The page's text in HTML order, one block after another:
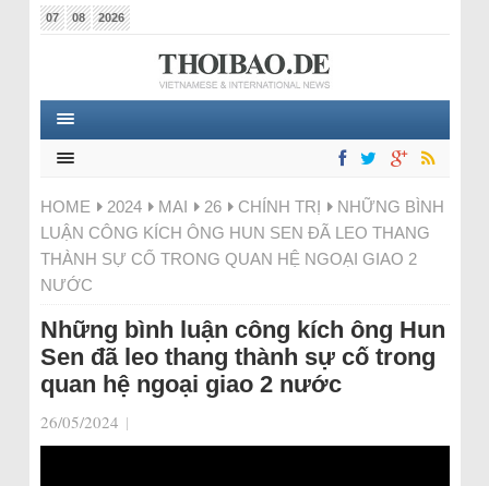
07 08 2026
HOME 2024 MAI 26 CHÍNH TRỊ
NHỮNG BÌNH
LUẬN CÔNG KÍCH ÔNG HUN SEN ĐÃ LEO THANG
THÀNH SỰ CỐ TRONG QUAN HỆ NGOẠI GIAO 2
NƯỚC
Những bình luận công kích ông Hun
Sen đã leo thang thành sự cố trong
quan hệ ngoại giao 2 nước
26/05/2024 |